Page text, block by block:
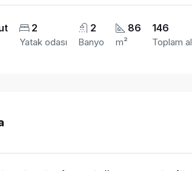
2
Yatak odası
2
Banyo
86
m²
146
Toplam